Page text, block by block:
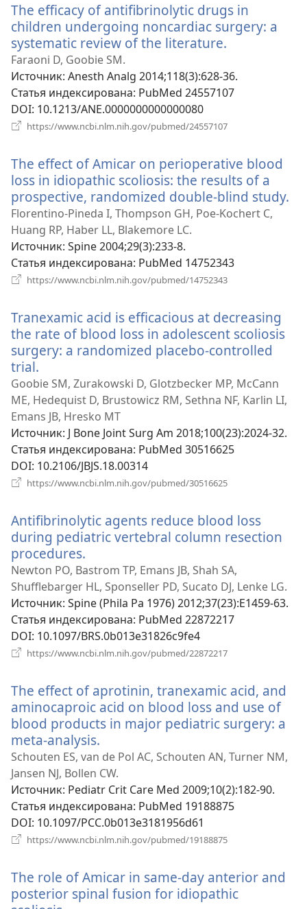
окне)
The efficacy of antifibrinolytic drugs in
children undergoing noncardiac surgery: a
systematic review of the literature.
новом
окне)
Faraoni D, Goobie SM.
Источник‎: Anesth Analg 2014;118(3):628-36.
Статья индексирована‎: PubMed 24557107
DOI‎: 10.1213/ANE.0000000000000080
https://www.ncbi.nlm.nih.gov/pubmed/24557107
окне)
The effect of Amicar on perioperative blood
loss in idiopathic scoliosis: the results of a
prospective, randomized double-blind study.
Florentino-Pineda I, Thompson GH, Poe-Kochert C,
Huang RP, Haber LL, Blakemore LC.
Источник‎: Spine 2004;29(3):233-8.
Статья индексирована‎: PubMed 14752343
https://www.ncbi.nlm.nih.gov/pubmed/14752343
окне)
Tranexamic acid is efficacious at decreasing
the rate of blood loss in adolescent scoliosis
surgery: a randomized placebo-controlled
trial.
в
новом
окне)
Goobie SM, Zurakowski D, Glotzbecker MP, McCann
ME, Hedequist D, Brustowicz RM, Sethna NF, Karlin LI,
Emans JB, Hresko MT
Источник‎: J Bone Joint Surg Am 2018;100(23):2024-32.
Статья индексирована‎: PubMed 30516625
DOI‎: 10.2106/JBJS.18.00314
https://www.ncbi.nlm.nih.gov/pubmed/30516625
окне)
Antifibrinolytic agents reduce blood loss
during pediatric vertebral column resection
procedures.
в
новом
окне)
Newton PO, Bastrom TP, Emans JB, Shah SA,
Shufflebarger HL, Sponseller PD, Sucato DJ, Lenke LG.
Источник‎: Spine (Phila Pa 1976) 2012;37(23):E1459-63.
Статья индексирована‎: PubMed 22872217
DOI‎: 10.1097/BRS.0b013e31826c9fe4
https://www.ncbi.nlm.nih.gov/pubmed/22872217
окне)
The effect of aprotinin, tranexamic acid, and
aminocaproic acid on blood loss and use of
blood products in major pediatric surgery: a
meta-analysis.
в
новом
окне)
Schouten ES, van de Pol AC, Schouten AN, Turner NM,
Jansen NJ, Bollen CW.
Источник‎: Pediatr Crit Care Med 2009;10(2):182-90.
Статья индексирована‎: PubMed 19188875
DOI‎: 10.1097/PCC.0b013e3181956d61
https://www.ncbi.nlm.nih.gov/pubmed/19188875
окне)
The role of Amicar in same-day anterior and
posterior spinal fusion for idiopathic